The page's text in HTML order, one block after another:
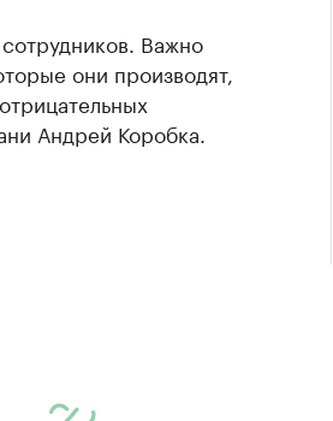
Важно
они производят,
Андрей Коробка.